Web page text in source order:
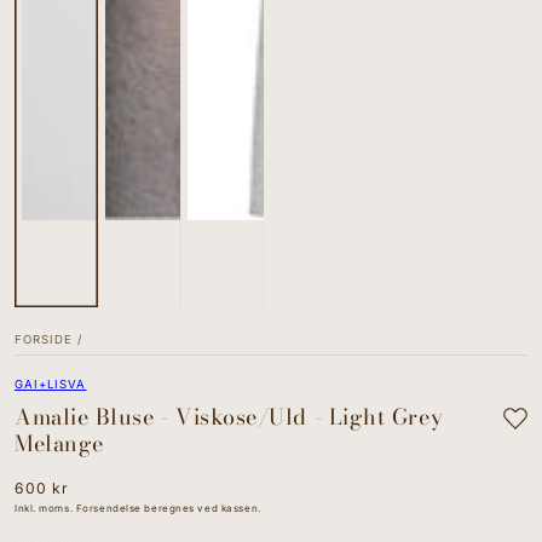
FORSIDE /
GAI+LISVA
Amalie Bluse - Viskose/Uld - Light Grey
Melange
Normal
pris
600 kr
Inkl. moms. Forsendelse beregnes ved kassen.